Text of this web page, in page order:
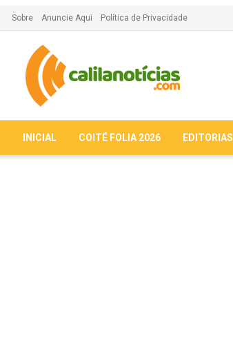
Sobre Anuncie Aqui Política de Privacidade
INICIAL COITÉ FOLIA 2026 EDITORIAS